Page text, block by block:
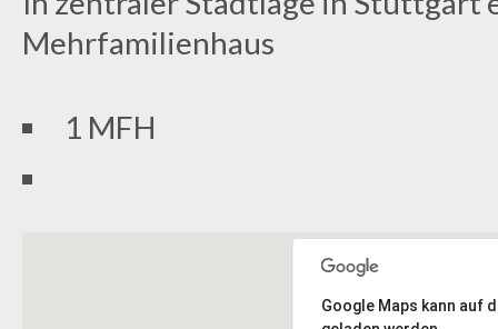
Mehrfamilienhaus
1 MFH
Google Maps kann auf